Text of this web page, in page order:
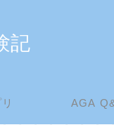
記
AGA